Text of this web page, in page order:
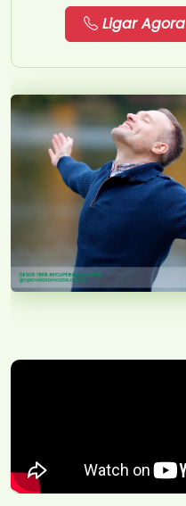
Ligar Agora